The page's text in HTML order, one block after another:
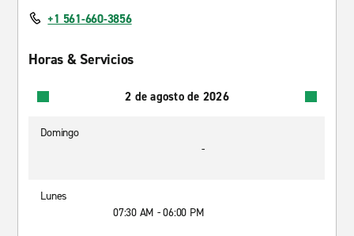
+1 561-660-3856
Horas & Servicios
2 de agosto de 2026
Domingo
-
Lunes
07:30 AM - 06:00 PM